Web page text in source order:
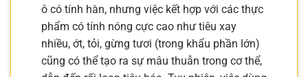
ô có tính hàn, nhưng việc kết hợp với các thực
phẩm có tính nóng cực cao như tiêu xay
nhiều, ớt, tỏi, gừng tươi (trong khẩu phần lớn)
cũng có thể tạo ra sự mâu thuẫn trong cơ thể,